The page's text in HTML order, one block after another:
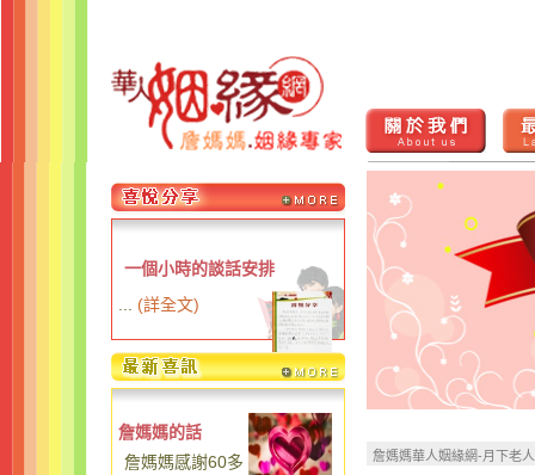
一個小時的談話安排
(詳全文)
詹媽媽的話
詹媽媽感謝60多
詹媽媽華人姻緣網-月下老